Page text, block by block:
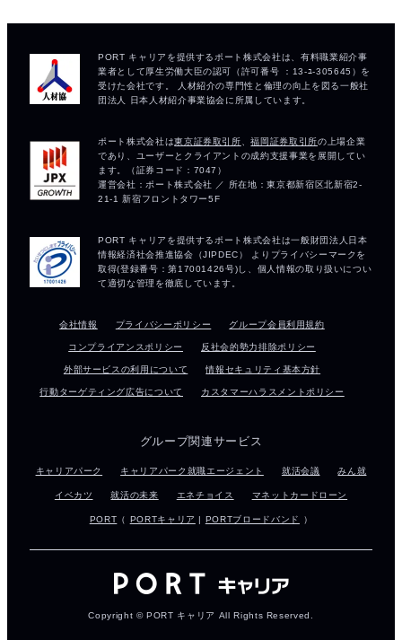
会社情報 プライバシーポリシー グループ会員利用規約
コンプライアンスポリシー 反社会的勢力排除ポリシー
外部サービスの利用について 情報セキュリティ基本方針
行動ターゲティング広告について カスタマーハラスメントポリシー